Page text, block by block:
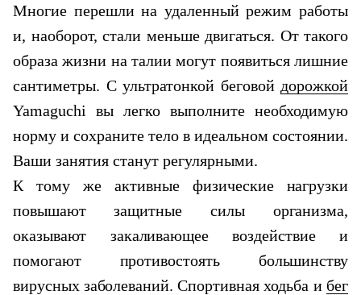
Многие перешли на удаленный режим работы
и, наоборот, стали меньше двигаться. От такого
образа жизни на талии могут появиться лишние
сантиметры. С ультратонкой беговой дорожкой
Yamaguchi вы легко выполните необходимую
норму и сохраните тело в идеальном состоянии.
Ваши занятия станут регулярными.
К тому же активныефизические нагрузки
повышают защитные силы организма,
оказывают закаливающее воздействие и
помогают противостоять большинству
вирусных заболеваний.Спортивная ходьба и бег